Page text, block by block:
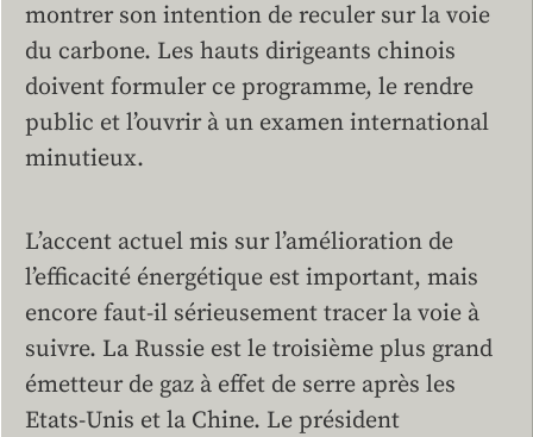
montrer son intention de reculer sur la voie
du carbone. Les hauts dirigeants chinois
doivent formuler ce programme, le rendre
public et l’ouvrir à un examen international
minutieux.
L’accent actuel mis sur l’amélioration de
l’efficacité énergétique est important, mais
encore faut-il sérieusement tracer la voie à
suivre. La Russie est le troisième plus grand
émetteur de gaz à effet de serre après les
Etats-Unis et la Chine. Le président